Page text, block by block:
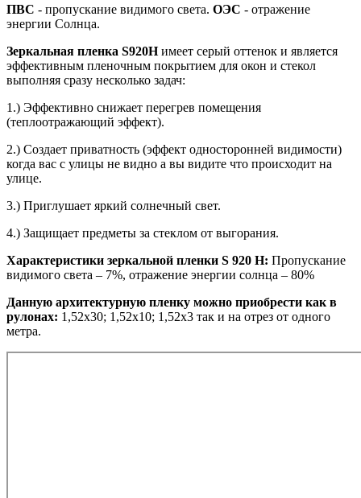
ПВС - пропускание видимого света. ОЭС - отражение
энергии Солнца.
Зеркальная пленка S920Hимеет серый оттенок и является
эффективным пленочным покрытием для окон и стекол
выполняя сразу несколько задач:
1.) Эффективно снижает перегрев помещения
(теплоотражающий эффект).
2.) Создает приватность (эффект односторонней видимости)
когда вас с улицы не видно а вы видите что происходит на
улице.
3.) Приглушает яркий солнечный свет.
4.) Защищает предметы за стеклом от выгорания.
Характеристики зеркальной пленки S 920 H: Пропускание
видимого света – 7%, отражение энергии солнца – 80%
Данную архитектурную пленку можно приобрести как в
рулонах: 1,52х30; 1,52х10; 1,52x3 так и на отрез от одного
метра.